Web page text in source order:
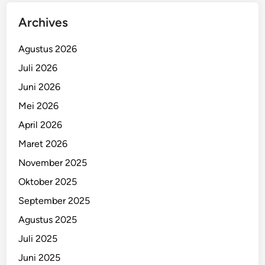
Archives
Agustus 2026
Juli 2026
Juni 2026
Mei 2026
April 2026
Maret 2026
November 2025
Oktober 2025
September 2025
Agustus 2025
Juli 2025
Juni 2025